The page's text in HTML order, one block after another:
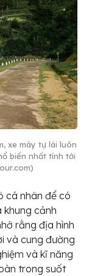
xe máy tự lái luôn
biến nhất tính tới
cá nhân để có
khung cảnh
rằng địa hình
và cung đường
và kĩ năng
trong suốt